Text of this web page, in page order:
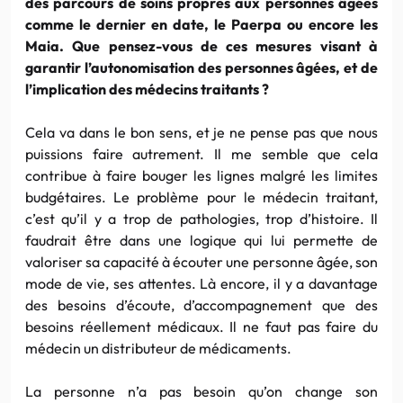
comme le dernier en date, le Paerpa ou encore les
Maia. Que pensez-vous de ces mesures visant à
garantir l’autonomisation des personnes âgées, et de
l’implication des médecins traitants ?
Cela va dans le bon sens, et je ne pense pas que nous
puissions faire autrement. Il me semble que cela
contribue à faire bouger les lignes malgré les limites
budgétaires. Le problème pour le médecin traitant,
c’est qu’il y a trop de pathologies, trop d’histoire. Il
faudrait être dans une logique qui lui permette de
valoriser sa capacité à écouter une personne âgée, son
mode de vie, ses attentes. Là encore, il y a davantage
des besoins d’écoute, d’accompagnement que des
besoins réellement médicaux. Il ne faut pas faire du
médecin un distributeur de médicaments.
La personne n’a pas besoin qu’on change son